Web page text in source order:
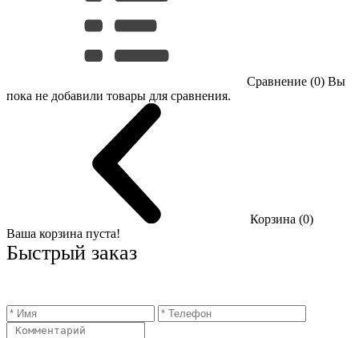
Сравнение (0) Вы
пока не добавили товары для сравнения.
Корзина (0)
Ваша корзина пуста!
Быстрый заказ